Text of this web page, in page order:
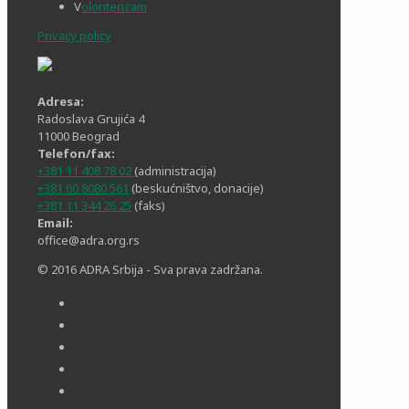
Volonterizam
Privacy policy
Adresa:
Radoslava Grujića 4
11000 Beograd
Telefon/fax:
+381 11 408 78 02 (administracija)
+381 60 8080 561 (beskućništvo, donacije)
+381 11 344 26 25 (faks)
Email:
office@adra.org.rs
© 2016 ADRA Srbija - Sva prava zadržana.